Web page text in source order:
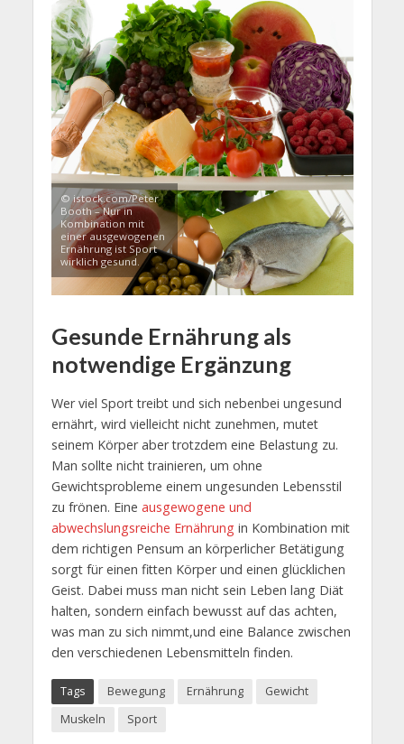
© istock.com/Peter
Booth – Nur in
Kombination mit
einer ausgewogenen
Ernährung ist Sport
wirklich gesund.
Gesunde Ernährung als
notwendige Ergänzung
Wer viel Sport treibt und sich nebenbei ungesund
ernährt, wird vielleicht nicht zunehmen, mutet
seinem Körper aber trotzdem eine Belastung zu.
Man sollte nicht trainieren, um ohne
Gewichtsprobleme einem ungesunden Lebensstil
zu frönen. Eine ausgewogene und
abwechslungsreiche Ernährung in Kombination mit
dem richtigen Pensum an körperlicher Betätigung
sorgt für einen fitten Körper und einen glücklichen
Geist. Dabei muss man nicht sein Leben lang Diät
halten, sondern einfach bewusst auf das achten,
was man zu sich nimmt,und eine Balance zwischen
den verschiedenen Lebensmitteln finden.
Tags Bewegung Ernährung
Gewicht
Muskeln
Sport